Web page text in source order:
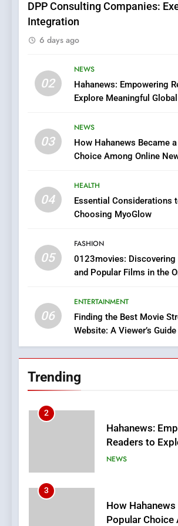
DPP Consulting Companies:
Integration
6 days ago
02
NEWS
Hahanews: Empowering
Explore Meaningful
03
NEWS
How Hahanews Became
Choice Among Online
04
HEALTH
Essential Considerations
Choosing MyoGlow
05
FASHION
0123movies: Discovering
and Popular Films in the
06
ENTERTAINMENT
Finding the Best Movie
Website: A Viewer’s
Streaming Platforms
Trending
6
Streaming
Does Intex
In?
HEALTH
iPhone17
Discover a Bold
1
DPP Consulting
BUSINESS
Readers to
Meaningful
3
How Hahanews
Popular Choice
Online News
NEWS
4
Essential
Make Before